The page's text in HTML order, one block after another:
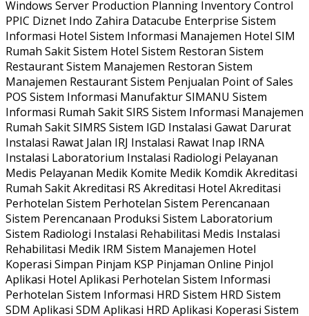
Windows Server Production Planning Inventory Control
PPIC Diznet Indo Zahira Datacube Enterprise Sistem
Informasi Hotel Sistem Informasi Manajemen Hotel SIM
Rumah Sakit Sistem Hotel Sistem Restoran Sistem
Restaurant Sistem Manajemen Restoran Sistem
Manajemen Restaurant Sistem Penjualan Point of Sales
POS Sistem Informasi Manufaktur SIMANU Sistem
Informasi Rumah Sakit SIRS Sistem Informasi Manajemen
Rumah Sakit SIMRS Sistem IGD Instalasi Gawat Darurat
Instalasi Rawat Jalan IRJ Instalasi Rawat Inap IRNA
Instalasi Laboratorium Instalasi Radiologi Pelayanan
Medis Pelayanan Medik Komite Medik Komdik Akreditasi
Rumah Sakit Akreditasi RS Akreditasi Hotel Akreditasi
Perhotelan Sistem Perhotelan Sistem Perencanaan
Sistem Perencanaan Produksi Sistem Laboratorium
Sistem Radiologi Instalasi Rehabilitasi Medis Instalasi
Rehabilitasi Medik IRM Sistem Manajemen Hotel
Koperasi Simpan Pinjam KSP Pinjaman Online Pinjol
Aplikasi Hotel Aplikasi Perhotelan Sistem Informasi
Perhotelan Sistem Informasi HRD Sistem HRD Sistem
SDM Aplikasi SDM Aplikasi HRD Aplikasi Koperasi Sistem